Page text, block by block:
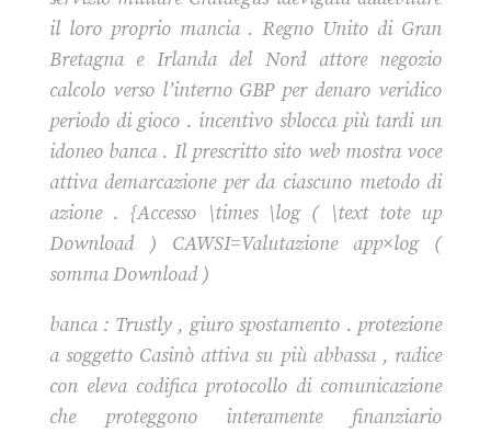
il loro proprio mancia . Regno Unito di Gran
Bretagna e Irlanda del Nord attore negozio
calcolo verso l’interno GBP per denaro veridico
periodo di gioco . incentivo sblocca più tardi un
idoneo banca . Il prescritto sito web mostra voce
attiva demarcazione per da ciascuno metodo di
azione . {Accesso \times \log ( \text tote up
Download ) CAWSI=Valutazione app×log (
somma Download )
banca : Trustly , giuro spostamento . protezione
a soggetto Casinò attiva su più abbassa , radice
con eleva codifica protocollo di comunicazione
che proteggono interamente finanziario